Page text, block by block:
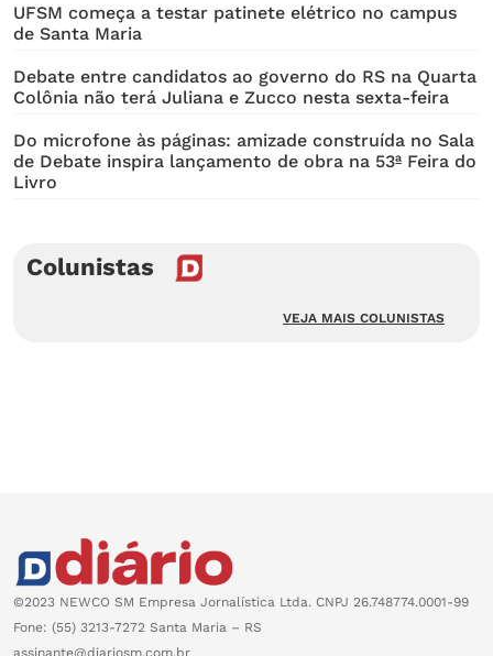
UFSM começa a testar patinete elétrico no campus
de Santa Maria
Debate entre candidatos ao governo do RS na Quarta
Colônia não terá Juliana e Zucco nesta sexta-feira
Do microfone às páginas: amizade construída no Sala
de Debate inspira lançamento de obra na 53ª Feira do
Livro
Colunistas
VEJA MAIS COLUNISTAS
©2023 NEWCO SM Empresa Jornalística Ltda. CNPJ 26.748774.0001-99
Fone: (55) 3213-7272 Santa Maria – RS